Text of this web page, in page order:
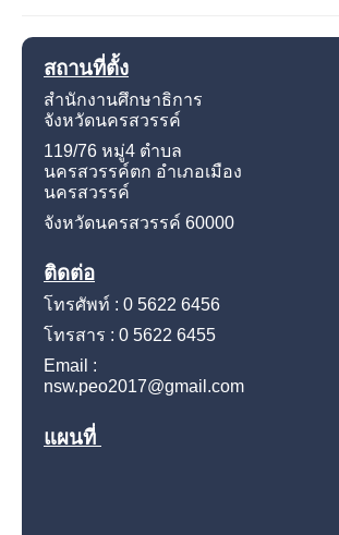
สถานที่ตั้ง
สำนักงานศึกษาธิการ
จังหวัดนครสวรรค์
119/76 หมู่4 ตำบล
นครสวรรค์ตก อำเภอเมือง
นครสวรรค์
จังหวัดนครสวรรค์ 60000
ติดต่อ
โทรศัพท์ : 0 5622 6456
โทรสาร : 0 5622 6455
Email :
nsw.peo2017@gmail.com
แผนที่